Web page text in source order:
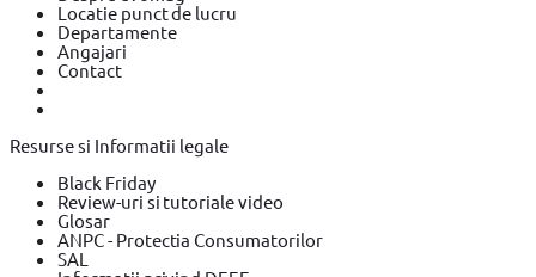
Locatie punct de lucru
Departamente
Angajari
Contact
Resurse si Informatii legale
Black Friday
Review-uri si tutoriale video
Glosar
ANPC - Protectia Consumatorilor
SAL